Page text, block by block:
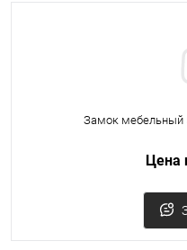
Замок мебельный
Цена